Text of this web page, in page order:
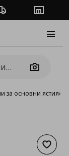
Проследяване на
Camera
за основни ястия›